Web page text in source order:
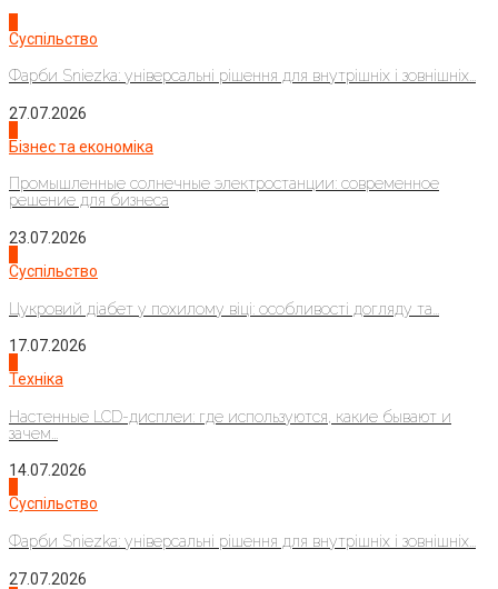
Суспільство
Фарби Sniezka: універсальні рішення для внутрішніх і зовнішніх...
27.07.2026
Бізнес та економіка
Промышленные солнечные электростанции: современное
решение для бизнеса
23.07.2026
Суспільство
Цукровий діабет у похилому віці: особливості догляду та...
17.07.2026
Техніка
Настенные LCD-дисплеи: где используются, какие бывают и
зачем...
14.07.2026
Суспільство
Фарби Sniezka: універсальні рішення для внутрішніх і зовнішніх...
27.07.2026